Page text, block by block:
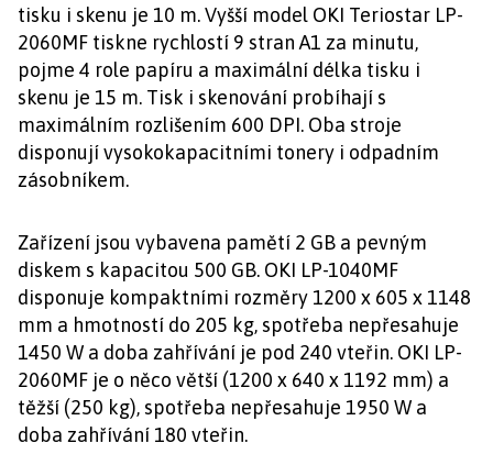
tisku i skenu je 10 m. Vyšší model OKI Teriostar LP-
2060MF tiskne rychlostí 9 stran A1 za minutu,
pojme 4 role papíru a maximální délka tisku i
skenu je 15 m. Tisk i skenování probíhají s
maximálním rozlišením 600 DPI. Oba stroje
disponují vysokokapacitními tonery i odpadním
zásobníkem.
Zařízení jsou vybavena pamětí 2 GB a pevným
diskem s kapacitou 500 GB. OKI LP-1040MF
disponuje kompaktními rozměry 1200 x 605 x 1148
mm a hmotností do 205 kg, spotřeba nepřesahuje
1450 W a doba zahřívání je pod 240 vteřin. OKI LP-
2060MF je o něco větší (1200 x 640 x 1192 mm) a
těžší (250 kg), spotřeba nepřesahuje 1950 W a
doba zahřívání 180 vteřin.